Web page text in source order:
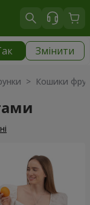
Змінити
> Кошики